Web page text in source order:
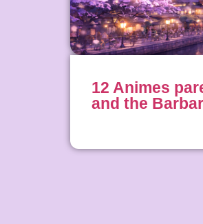
12 Animes
and the